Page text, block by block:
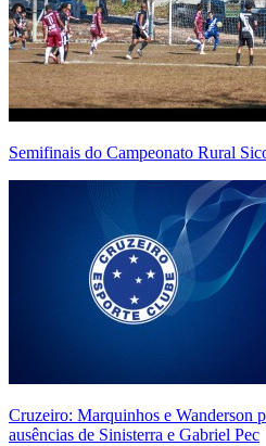
Semifinais do Campeonato Rural
Cruzeiro: Marquinhos e Wanderson
ausências de Sinisterra e Gabriel Pec